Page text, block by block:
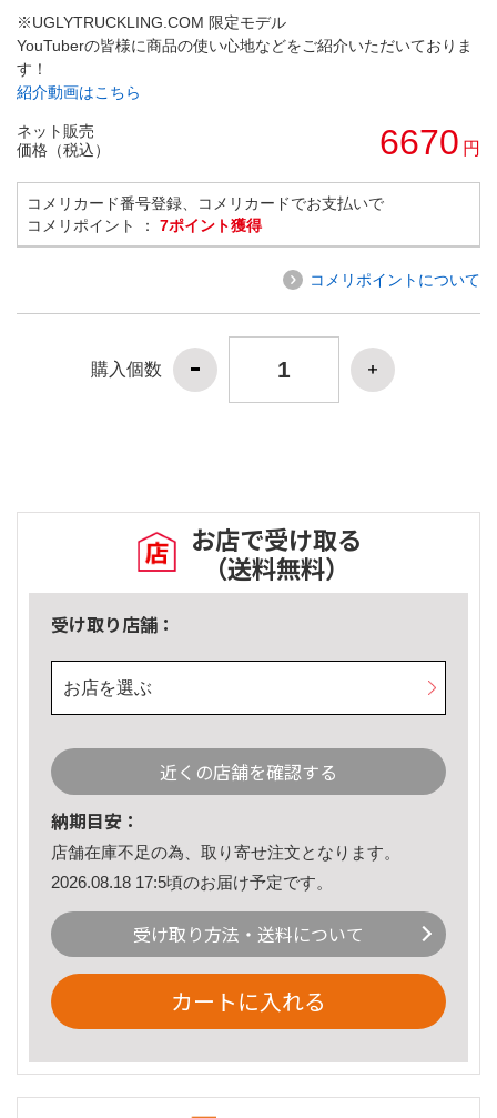
※UGLYTRUCKLING.COM 限定モデル
YouTuberの皆様に商品の使い心地などをご紹介いただいておりま
す！
紹介動画はこちら
ネット販売
価格（税込）
6670 円
コメリカード番号登録、コメリカードでお支払いで
コメリポイント ： 7ポイント獲得
コメリポイントについて
購入個数
お店で受け取る
（送料無料）
受け取り店舗：
お店を選ぶ
近くの店舗を確認する
納期目安：
店舗在庫不足の為、取り寄せ注文となります。
2026.08.18 17:5頃のお届け予定です。
受け取り方法・送料について
カートに入れる